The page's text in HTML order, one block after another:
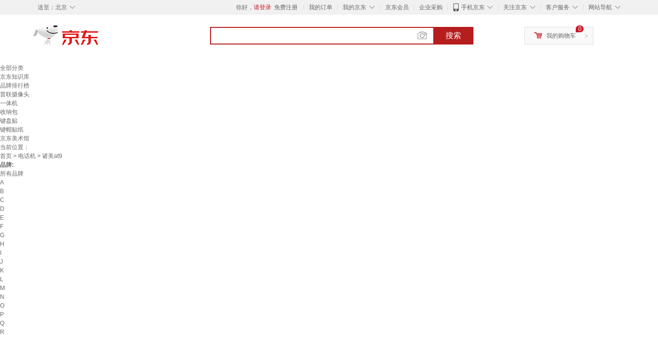
◇
送至： 北京 你好， 请登录 免费注册 我的订单 ◇
我的京东 京东会员 企业采购 ◇
手机京东 ◇
关注京东 ◇
客户服务 ◇
网站导航
搜索 >
0
我的购物车
全部分类
京东知识库
品牌排行榜
普联摄像头
一体机
收纳包
键盘贴
键帽贴纸
京东美术馆
当前位置：
首页 > 电话机 > 诸美at9
品牌:
所有品牌
A
B
C
D
E
F
G
H
J
K
L
M
N
O
P
Q
R